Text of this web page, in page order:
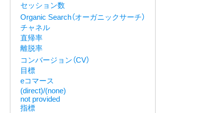
セッション数
Organic Search（オーガニックサーチ）
チャネル
直帰率
離脱率
コンバージョン（CV）
目標
eコマース
(direct)/(none)
not provided
指標